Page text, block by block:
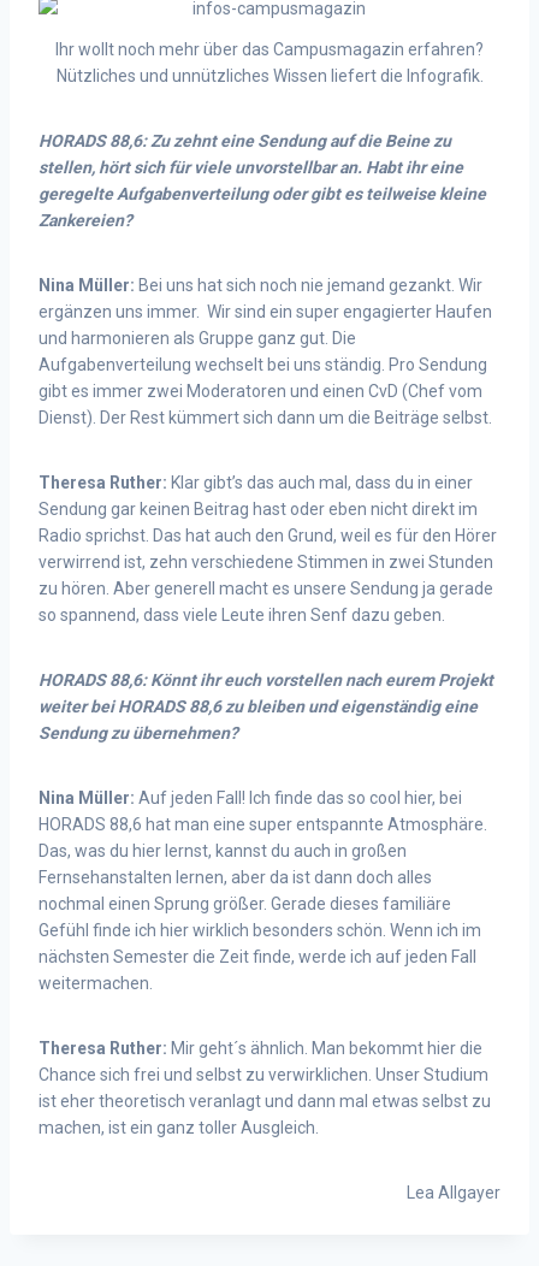
Ihr wollt noch mehr über das Campusmagazin erfahren?
Nützliches und unnützliches Wissen liefert die Infografik.
HORADS 88,6: Zu zehnt eine Sendung auf die Beine zu
stellen, hört sich für viele unvorstellbar an. Habt ihr eine
geregelte Aufgabenverteilung oder gibt es teilweise kleine
Zankereien?
Nina Müller: Bei uns hat sich noch nie jemand gezankt. Wir
ergänzen uns immer. Wir sind ein super engagierter Haufen
und harmonieren als Gruppe ganz gut. Die
Aufgabenverteilung wechselt bei uns ständig. Pro Sendung
gibt es immer zwei Moderatoren und einen CvD (Chef vom
Dienst). Der Rest kümmert sich dann um die Beiträge selbst.
Theresa Ruther: Klar gibt’s das auch mal, dass du in einer
Sendung gar keinen Beitrag hast oder eben nicht direkt im
Radio sprichst. Das hat auch den Grund, weil es für den Hörer
verwirrend ist, zehn verschiedene Stimmen in zwei Stunden
zu hören. Aber generell macht es unsere Sendung ja gerade
so spannend, dass viele Leute ihren Senf dazu geben.
HORADS 88,6: Könnt ihr euch vorstellen nach eurem Projekt
weiter bei HORADS 88,6 zu bleiben und eigenständig eine
Sendung zu übernehmen?
Nina Müller: Auf jeden Fall! Ich finde das so cool hier, bei
HORADS 88,6 hat man eine super entspannte Atmosphäre.
Das, was du hier lernst, kannst du auch in großen
Fernsehanstalten lernen, aber da ist dann doch alles
nochmal einen Sprung größer. Gerade dieses familiäre
Gefühl finde ich hier wirklich besonders schön. Wenn ich im
nächsten Semester die Zeit finde, werde ich auf jeden Fall
weitermachen.
Theresa Ruther: Mir geht´s ähnlich. Man bekommt hier die
Chance sich frei und selbst zu verwirklichen. Unser Studium
ist eher theoretisch veranlagt und dann mal etwas selbst zu
machen, ist ein ganz toller Ausgleich.
Lea Allgayer